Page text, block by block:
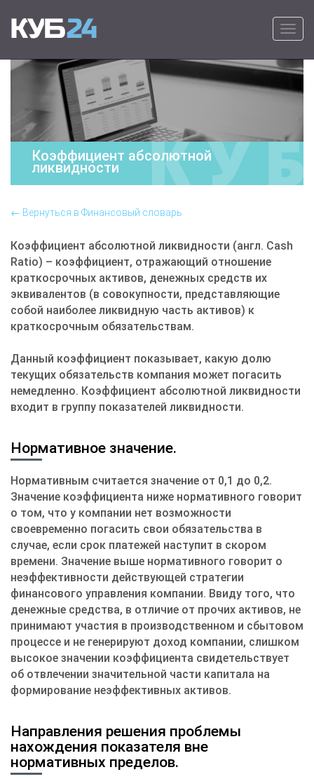
Онлайн программа для выставления
счетов на оплату – удобно, быстро и
просто.
Коэффициент абсолютной
ликвидности
← Вернуться в Финансовый словарь
Коэффициент абсолютной ликвидности (англ. Cash
Ratio) – коэффициент, отражающий отношение
краткосрочных активов, денежных средств их
эквивалентов (в совокупности, представляющие
собой наиболее ликвидную часть активов) к
краткосрочным обязательствам.
Данный коэффициент показывает, какую долю
текущих обязательств компания может погасить
немедленно. Коэффициент абсолютной ликвидности
входит в группу показателей ликвидности.
Нормативное значение.
Нормативным считается значение от 0,1 до 0,2.
Значение коэффициента ниже нормативного говорит
о том, что у компании нет возможности
своевременно погасить свои обязательства в
случае, если срок платежей наступит в скором
времени. Значение выше нормативного говорит о
неэффективности действующей стратегии
финансового управления компании. Ввиду того, что
денежные средства, в отличие от прочих активов, не
принимают участия в производственном и сбытовом
процессе и не генерируют доход компании, слишком
высокое значении коэффициента свидетельствует
об отвлечении значительной части капитала на
формирование неэффективных активов.
Направления решения проблемы
нахождения показателя вне
нормативных пределов.